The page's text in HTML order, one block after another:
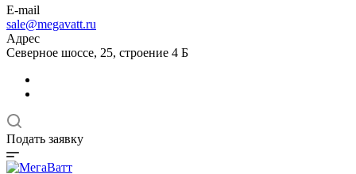
E-mail
sale@megavatt.ru
Адрес
Северное шоссе, 25, строение 4 Б
Подать заявку